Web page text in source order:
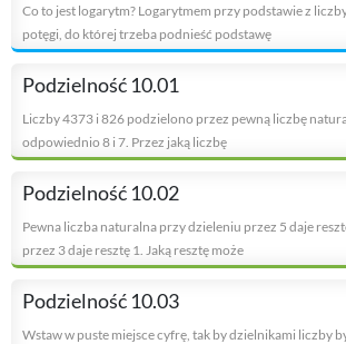
Co to jest logarytm? Logarytmem przy podstawie z
potęgi, do której trzeba podnieść podstawę
Podzielność 10.01
Liczby 4373 i 826 podzielono przez pewną liczbę
odpowiednio 8 i 7. Przez jaką liczbę
Podzielność 10.02
Pewna liczba naturalna przy dzieleniu przez 5 daje
przez 3 daje resztę 1. Jaką resztę może
Podzielność 10.03
Wstaw w puste miejsce cyfrę, tak by dzielnikami liczby